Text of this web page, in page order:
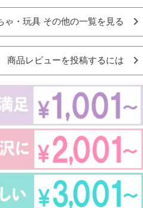
ゃ・玩具 その他の一覧を見る
商品レビューを投稿するには